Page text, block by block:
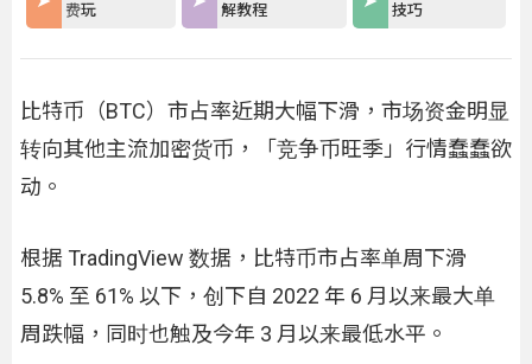
费玩
解教程
技巧
比特币（BTC）市占率近期大幅下滑，市场资金明显
转向其他主流加密货币，「竞争币旺季」行情蠢蠢欲
动。
根据 TradingView 数据，比特币市占率单周下滑
5.8% 至 61% 以下，创下自 2022 年 6 月以来最大单
周跌幅，同时也触及今年 3 月以来最低水平。